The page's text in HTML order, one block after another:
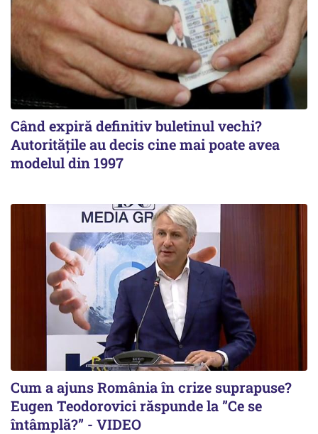
Când expiră definitiv buletinul vechi?
Autoritățile au decis cine mai poate avea
modelul din 1997
Cum a ajuns România în crize suprapuse?
Eugen Teodorovici răspunde la ”Ce se
întâmplă?” - VIDEO